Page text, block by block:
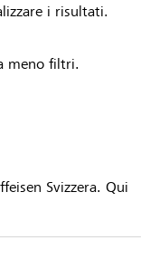
i risultati.
meno filtri.
Svizzera. Qui